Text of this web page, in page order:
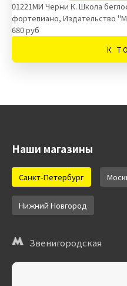
01221МИ Черни К. Школа
фортепиано, Издательство
680 руб
К
Наши магазины
Санкт-Петербург
Нижний Новгород
Звенигородская